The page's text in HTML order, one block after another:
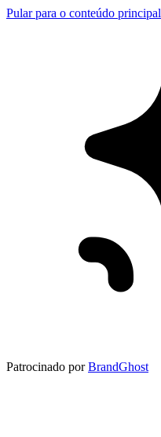
Pular para o conteúdo principal
Patrocinado por BrandGhost